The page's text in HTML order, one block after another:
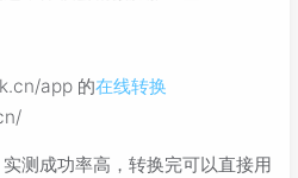
app 的在线转换
测成功率高，转换完可以直接用